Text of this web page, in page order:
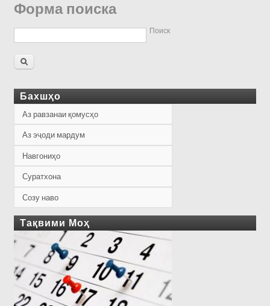
Форма поиска
Поиск
Бахшҳо
Аз равзанаи қомусҳо
Аз эҷоди мардум
Навгониҳо
Суратхона
Созу наво
Тақвими Моҳ